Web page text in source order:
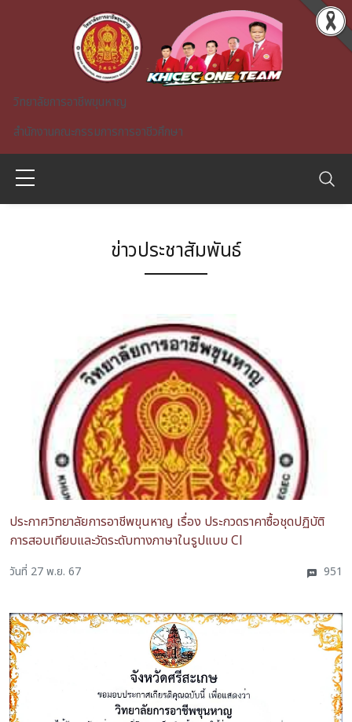
Skip to main content
วิทยาลัยการอาชีพขุนหาญ
สำนักงานคณะกรรมการการอาชีวศึกษา
ข่าวประชาสัมพันธ์
ประกาศวิทยาลัยการอาชีพขุนหาญ เรื่อง ประกวดราคาซื้อชุดปฏิบัติ
การสอบเทียบและวัดระดับทางภาษาในรูปแบบ Cl
วันที่ 27 พ.ย. 67 951